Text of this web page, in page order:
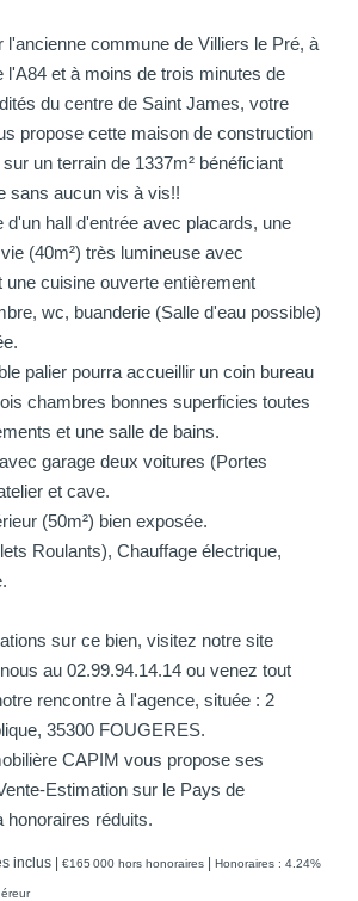
l'ancienne commune de Villiers le Pré, à
l'A84 et à moins de trois minutes de
du centre de Saint James, votre
propose cette maison de construction
un terrain de 1337m² bénéficiant
sans aucun vis à vis!!
d'un hall d'entrée avec placards, une
(40m²) très lumineuse avec
une cuisine ouverte entièrement
wc, buanderie (Salle d'eau possible)
palier pourra accueillir un coin bureau
chambres bonnes superficies toutes
et une salle de bains.
garage deux voitures (Portes
et cave.
(50m²) bien exposée.
Roulants), Chauffage électrique,
sur ce bien, visitez notre site
au 02.99.94.14.14 ou venez tout
rencontre à l'agence, située : 2
35300 FOUGERES.
CAPIM vous propose ses
Estimation sur le Pays de
honoraires réduits.
inclus | €165 000 hors honoraires | Honoraires : 4.24%